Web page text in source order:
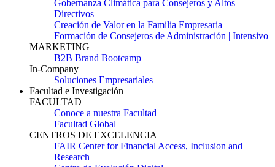
Gobernanza Climática para Consejeros y Altos
Directivos
Creación de Valor en la Familia Empresaria
Formación de Consejeros de Administración | Intensivo
MARKETING
B2B Brand Bootcamp
In-Company
Soluciones Empresariales
Facultad e Investigación
FACULTAD
Conoce a nuestra Facultad
Facultad Global
CENTROS DE EXCELENCIA
FAIR Center for Financial Access, Inclusion and
Research